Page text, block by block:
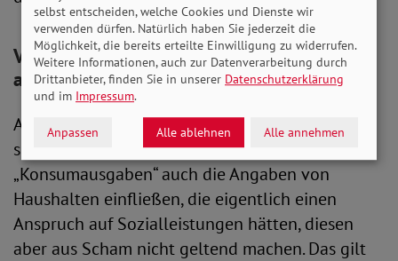
Verdeckte Armut lässt die Regelsätze
absacken
Auf das Niveau der Leistungsansprüche wirkt
sich zudem nachteilig aus, dass bei den
„Konsumausgaben“ auch die Angaben von
Haushalten einfließen, die eigentlich einen
Anspruch auf Sozialleistungen hätten, diesen
aber aus Scham nicht geltend machen. Das gilt
selbst entscheiden, welche Cookies und Dienste wir
verwenden dürfen. Natürlich haben Sie jederzeit die
Möglichkeit, die bereits erteilte Einwilligung zu widerrufen.
Weitere Informationen, auch zur Datenverarbeitung durch
Drittanbieter, finden Sie in unserer Datenschutzerklärung
und im Impressum.
Anpassen Alle ablehnen Alle annehmen